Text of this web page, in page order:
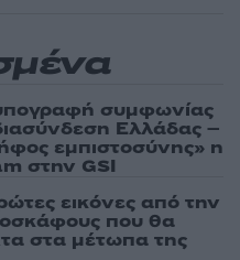
συμφωνίας
Ελλάδας –
εμπιστοσύνης» η
στην GSI
εικόνες από την
που θα
στα μέτωπα της